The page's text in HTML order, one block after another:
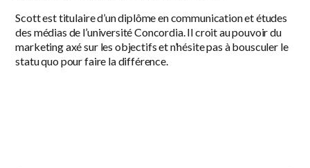
Scott est titulaire d’un diplôme en communication et études
des médias de l’université Concordia. Il croit au pouvoir du
marketing axé sur les objectifs et n’hésite pas à bousculer le
statu quo pour faire la différence.